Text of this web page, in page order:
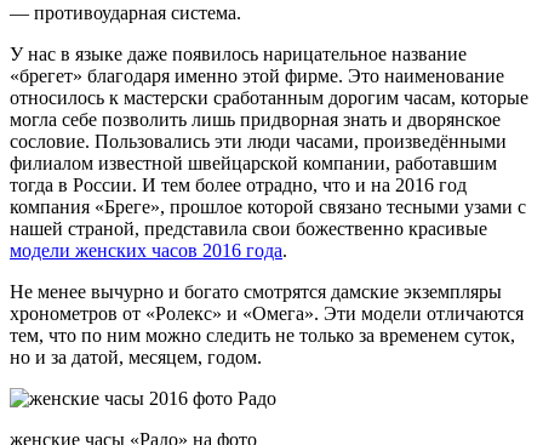
— противоударная система.
У нас в языке даже появилось нарицательное название
«брегет» благодаря именно этой фирме. Это наименование
относилось к мастерски сработанным дорогим часам, которые
могла себе позволить лишь придворная знать и дворянское
сословие. Пользовались эти люди часами, произведёнными
филиалом известной швейцарской компании, работавшим
тогда в России. И тем более отрадно, что и на 2016 год
компания «Бреге», прошлое которой связано тесными узами с
нашей страной, представила свои божественно красивые
модели женских часов 2016 года.
Не менее вычурно и богато смотрятся дамские экземпляры
хронометров от «Ролекс» и «Омега». Эти модели отличаются
тем, что по ним можно следить не только за временем суток,
но и за датой, месяцем, годом.
женские часы «Радо» на фото